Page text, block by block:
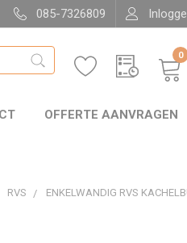
085-7326809
0
OFFERTE AANVRAGEN
RVS ENKELWANDIG RVS